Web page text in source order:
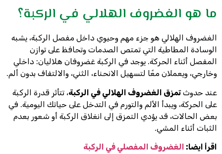
ما هو الغضروف الهلالي في الركبة؟
الغضروف الهلالي هو جزء مهم وحيوي داخل مفصل الركبة، يشبه
الوسادة المطاطية التي تمتص الصدمات وتحافظ على توازن
المفصل أثناء الحركة. يوجد في الركبة غضروفان هلاليان: داخلي
وخارجي، ويعملان معًا لتسهيل الانحناء، الثني، والالتفاف بدون ألم.
عند حدوثتمزق الغضروف الهلالي في الركبة، تتأثر قدرة الركبة
على الحركة، ويبدأ الألم والتورم في التدخل على حياتك اليومية. في
بعض الحالات، قد يؤدي التمزق إلى انغلاق الركبة أو شعور بعدم
الثبات أثناء المشي.
اقرأ ايضا: الغضروف المفصلي في الركبة